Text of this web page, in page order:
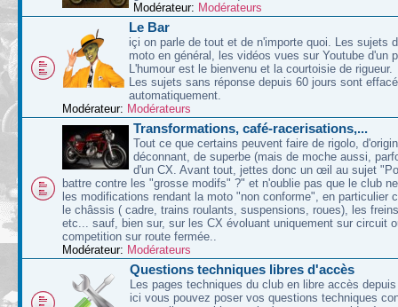
Modérateur: Modérateurs
Le Bar
içi on parle de tout et de n'importe quoi. Les sujets
moto en général, les vidéos vues sur Youtube d'un
L'humour est le bienvenu et la courtoisie de rigueur.
Les sujets sans réponse depuis 60 jours sont
automatiquement.
Modérateur: Modérateurs
Transformations, café-racerisations,...
Tout ce que certains peuvent faire de rigolo,
déconnant, de superbe (mais de moche aussi,
d'un CX. Avant tout, jettes donc un œil au sujet
battre contre les "grosse modifs" ?" et n'oublie pas que le club
les modifications rendant la moto "non conforme", en particulier
le châssis ( cadre, trains roulants, suspensions, roues), les
etc... sauf, bien sur, sur les CX évoluant uniquement sur circuit
competition sur route fermée..
Modérateur: Modérateurs
Questions techniques libres d'accès
Les pages techniques du club en libre accès
ici vous pouvez poser vos questions techniques